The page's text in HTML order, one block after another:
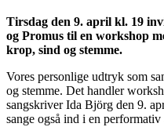
Tirsdag den 9. april kl. 19
og Promus til en workshop
krop, sind og stemme.
Vores personlige udtryk som
og stemme. Det handler
sangskriver Ida Björg den 9.
sange også ind i en